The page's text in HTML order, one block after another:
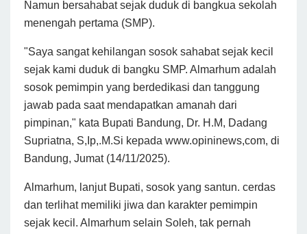
Namun bersahabat sejak duduk di bangkua sekolah
menengah pertama (SMP).
"Saya sangat kehilangan sosok sahabat sejak kecil
sejak kami duduk di bangku SMP. Almarhum adalah
sosok pemimpin yang berdedikasi dan tanggung
jawab pada saat mendapatkan amanah dari
pimpinan," kata Bupati Bandung, Dr. H.M, Dadang
Supriatna, S,Ip,.M.Si kepada www.opininews,com, di
Bandung, Jumat (14/11/2025).
Almarhum, lanjut Bupati, sosok yang santun. cerdas
dan terlihat memiliki jiwa dan karakter pemimpin
sejak kecil. Almarhum selain Soleh, tak pernah